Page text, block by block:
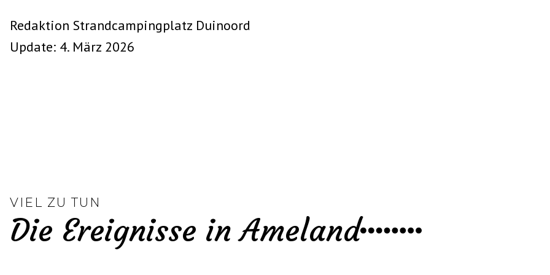
Redaktion Strandcampingplatz Duinoord
Update: 4. März 2026
VIEL ZU TUN
Die Ereignisse in Ameland